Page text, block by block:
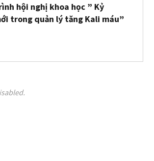
hội nghị khoa học ” Kỷ
trong quản lý tăng Kali máu”